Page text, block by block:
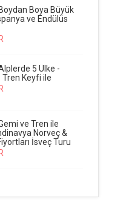
Boydan Boya Büyük
ve Endülüs
Alplerde 5 Ülke -
Tren Keyfi ile
ve Tren ile
Norveç &
İsveç Turu